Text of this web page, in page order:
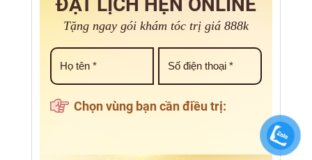
Tặng ngay gói khám tóc trị giá 888k
Chọn vùng bạn cần điều trị: